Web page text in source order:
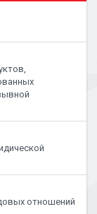
отношений